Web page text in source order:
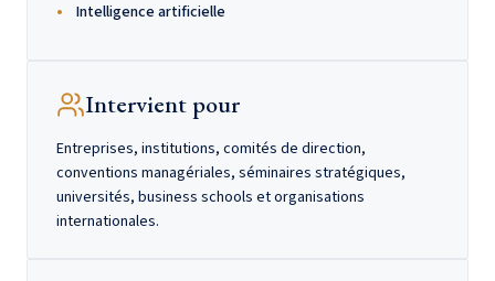
Intelligence artificielle
Intervient pour
Entreprises, institutions, comités de direction,
conventions managériales, séminaires stratégiques,
universités, business schools et organisations
internationales.